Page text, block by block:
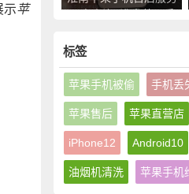
示苹
网点查询_淮南苹果手
标签
苹果手机被偷 手机丢
苹果售后 苹果直营店
iPhone12 Android10
油烟机清洗 苹果手机